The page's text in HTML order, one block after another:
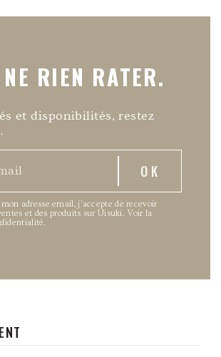
RIEN RATER.
et disponibilités, restez
adresse email, j’accepte de recevoir
et des produits sur Uisuki. Voir la
.